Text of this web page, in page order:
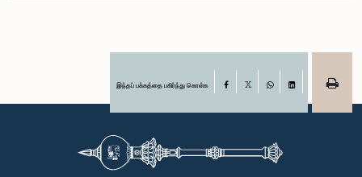
இந்தப் பக்கத்தை பகிர்ந்து கொள்க Facebook